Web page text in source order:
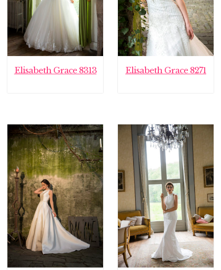
Elisabeth Grace 8313 Elisabeth Grace 8271